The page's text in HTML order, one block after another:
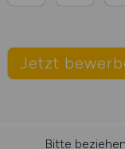
Jetzt
Bitte